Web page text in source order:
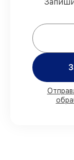
Мы
90%